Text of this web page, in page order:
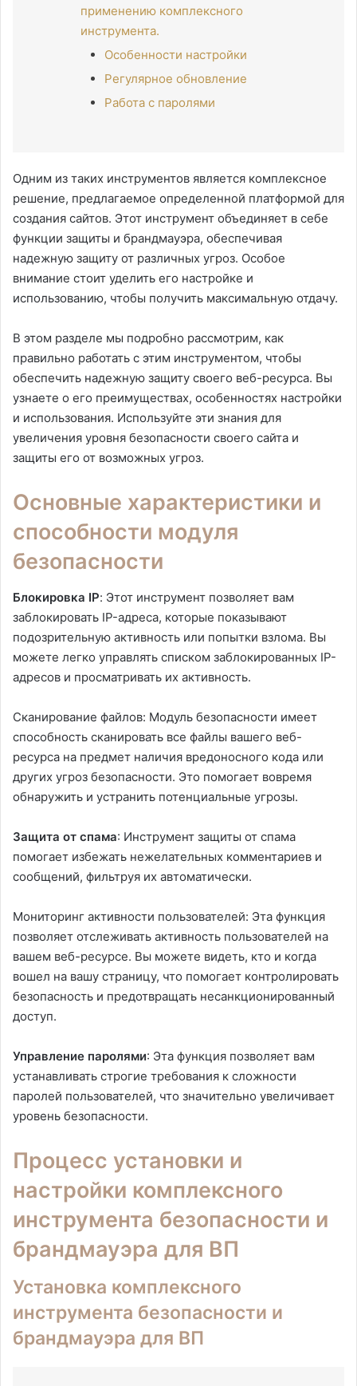
применению комплексного
инструмента.
Особенности настройки
Регулярное обновление
Работа с паролями
Одним из таких инструментов является комплексное
решение, предлагаемое определенной платформой для
создания сайтов. Этот инструмент объединяет в себе
функции защиты и брандмауэра, обеспечивая
надежную защиту от различных угроз. Особое
внимание стоит уделить его настройке и
использованию, чтобы получить максимальную отдачу.
В этом разделе мы подробно рассмотрим, как
правильно работать с этим инструментом, чтобы
обеспечить надежную защиту своего веб-ресурса. Вы
узнаете о его преимуществах, особенностях настройки
и использования. Используйте эти знания для
увеличения уровня безопасности своего сайта и
защиты его от возможных угроз.
Основные характеристики и
способности модуля
безопасности
Блокировка IP: Этот инструмент позволяет вам
заблокировать IP-адреса, которые показывают
подозрительную активность или попытки взлома. Вы
можете легко управлять списком заблокированных IP-
адресов и просматривать их активность.
Сканирование файлов: Модуль безопасности имеет
способность сканировать все файлы вашего веб-
ресурса на предмет наличия вредоносного кода или
других угроз безопасности. Это помогает вовремя
обнаружить и устранить потенциальные угрозы.
Защита от спама: Инструмент защиты от спама
помогает избежать нежелательных комментариев и
сообщений, фильтруя их автоматически.
Мониторинг активности пользователей: Эта функция
позволяет отслеживать активность пользователей на
вашем веб-ресурсе. Вы можете видеть, кто и когда
вошел на вашу страницу, что помогает контролировать
безопасность и предотвращать несанкционированный
доступ.
Управление паролями: Эта функция позволяет вам
устанавливать строгие требования к сложности
паролей пользователей, что значительно увеличивает
уровень безопасности.
Процесс установки и
настройки комплексного
инструмента безопасности и
брандмауэра для ВП
Установка комплексного
инструмента безопасности и
брандмауэра для ВП